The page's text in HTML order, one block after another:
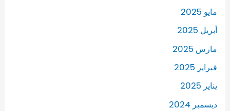
مايو 2025
أبريل 2025
مارس 2025
فبراير 2025
يناير 2025
ديسمبر 2024